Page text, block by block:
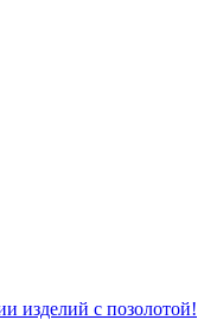
изделий с позолотой!